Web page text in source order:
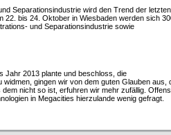
Separationsindustrie wird den Trend der
22. bis 24. Oktober in Wiesbaden werden sich
und Separationsindustrie sowie
Jahr 2013 plante und beschloss, die
gingen wir von dem guten Glauben aus,
nicht so ist, erfuhren wir mehr zufällig.
in Megacities hierzulande wenig gefragt.